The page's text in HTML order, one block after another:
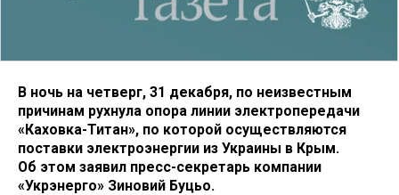
В ночь на четверг, 31 декабря, по неизвестным
причинам рухнула опора линии электропередачи
«Каховка-Титан», по которой осуществляются
поставки электроэнергии из Украины в Крым.
Об этом заявил пресс-секретарь компании
«Укрэнерго» Зиновий Буцьо.